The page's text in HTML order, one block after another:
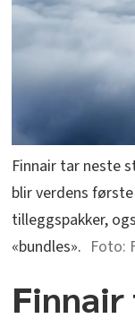
Finnair tar neste
blir verdens
tilleggspakker,
«bundles».